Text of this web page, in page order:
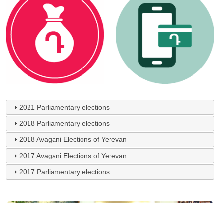
2021 Parliamentary elections
2018 Parliamentary elections
2018 Avagani Elections of Yerevan
2017 Avagani Elections of Yerevan
2017 Parliamentary elections